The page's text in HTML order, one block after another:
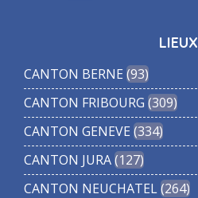
LIEUX
CANTON BERNE 93
CANTON FRIBOURG 309
CANTON GENEVE 334
CANTON JURA 127
CANTON NEUCHATEL 264